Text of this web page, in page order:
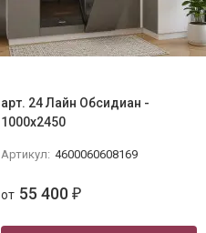
арт. 24 Лайн Обсидиан -
1000х2450
Артикул: 4600060608169
от 55 400 ₽